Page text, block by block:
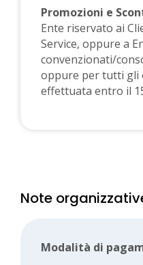
Promozioni e
Ente riservato ai
Service, oppure a
convenzionati/
oppure per tutti gli
effettuata entro il
Note
Modalità di